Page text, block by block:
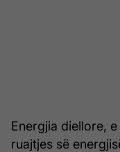
Energjia diellore,
ruajtjes së